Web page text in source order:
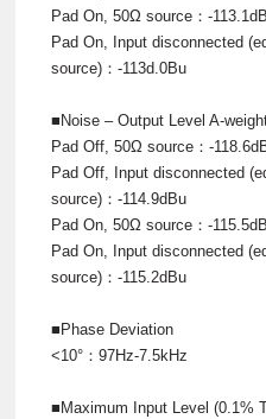
Pad On, 50Ω source：-
Pad On, Input disconnected
source)：-113d.0Bu
■Noise – Output Level A-
Pad Off, 50Ω source：-
Pad Off, Input disconnected
source)：-114.9dBu
Pad On, 50Ω source：-
Pad On, Input disconnected
source)：-115.2dBu
■Phase Deviation
<10°：97Hz-7.5kHz
■Maximum Input Level (0.1%